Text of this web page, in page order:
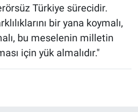
Türkiye sürecidir.
bir yana koymalı,
bu meselenin milletin
için yük almalıdır."